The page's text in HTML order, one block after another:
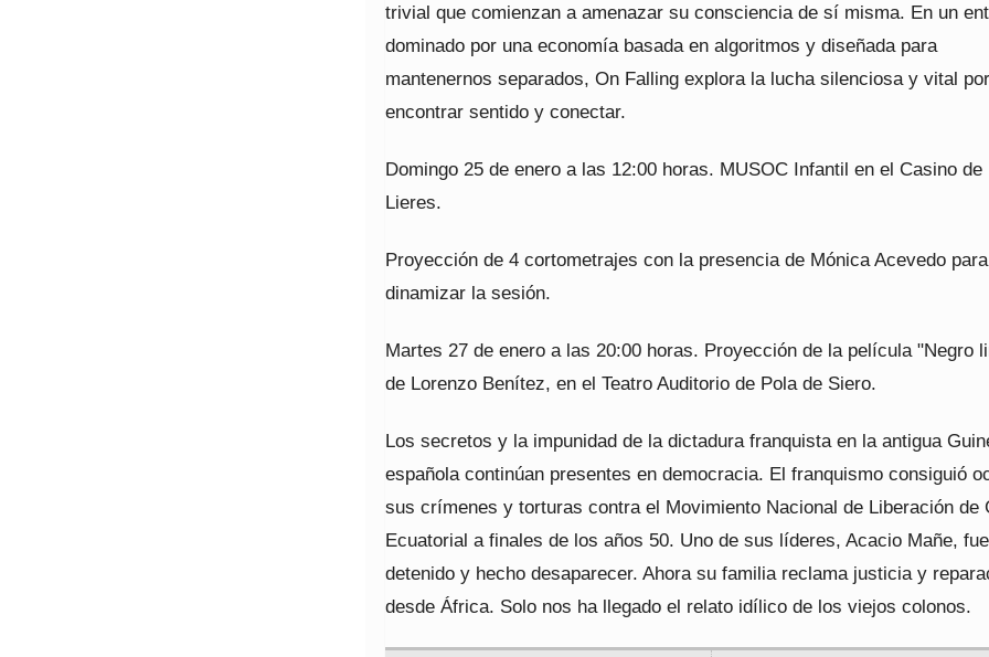
trivial que comienzan a amenazar su consciencia de sí misma. En un
dominado por una economía basada en algoritmos y diseñada para
mantenernos separados, On Falling explora la lucha silenciosa y vital por
encontrar sentido y conectar.
Domingo 25 de enero a las 12:00 horas. MUSOC Infantil en el Casino de
Lieres.
Proyección de 4 cortometrajes con la presencia de Mónica Acevedo para
dinamizar la sesión.
Martes 27 de enero a las 20:00 horas. Proyección de la película "Negro
de Lorenzo Benítez, en el Teatro Auditorio de Pola de Siero.
Los secretos y la impunidad de la dictadura franquista en la antigua
española continúan presentes en democracia. El franquismo consiguió
sus crímenes y torturas contra el Movimiento Nacional de Liberación de
Ecuatorial a finales de los años 50. Uno de sus líderes, Acacio Mañe, fue
detenido y hecho desaparecer. Ahora su familia reclama justicia y
desde África. Solo nos ha llegado el relato idílico de los viejos colonos.